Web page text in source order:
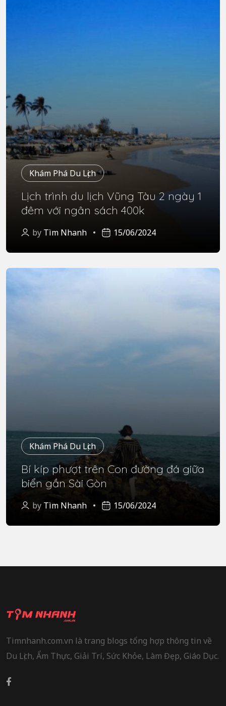
Khám Phá Du Lịch
Lịch trình du lịch Vũng Tàu 2 ngày 1
đêm với ngân sách 400k
by Tìm Nhanh 15/06/2024
Khám Phá Du Lịch
Bí kíp phượt trên Con đường đá giữa
biển gần Sài Gòn
by Tìm Nhanh 15/06/2024
Timnhanh.com.vn là trang blogs tổng hợp thông tin về
Du Lịch, Ẩm Thực, Giải Trí, Sức Khỏe, Làm Đẹp, Giáo Dục.